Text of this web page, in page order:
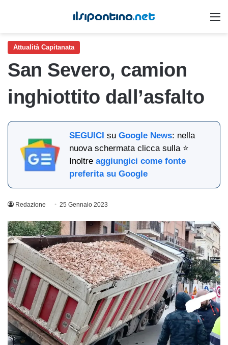
Attualità Capitanata
San Severo, camion
inghiottito dall’asfalto
SEGUICI suGoogle News: nella
nuova schermata clicca sulla ⭐
Inoltreaggiungici come fonte
preferita su Google
Redazione 25 Gennaio 2023